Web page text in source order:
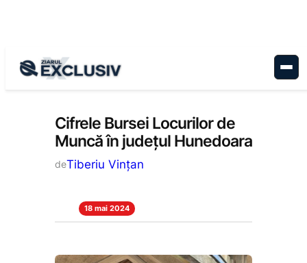
Economie, Stiri la zi
Cifrele Bursei Locurilor de
Muncă în județul Hunedoara
deTiberiu Vințan
18 mai 2024